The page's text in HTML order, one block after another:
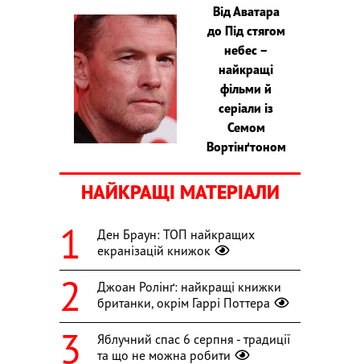
Від Аватара
до Під стягом
небес –
найкращі
фільми й
серіали із
Семом
Вортінґтоном
НАЙКРАЩІ МАТЕРІАЛИ
Ден Браун: ТОП найкращих
екранізацій книжок
Джоан Ролінґ: найкращі книжки
британки, окрім Гаррі Поттера
Яблучний спас 6 серпня - традиції
та що не можна робити